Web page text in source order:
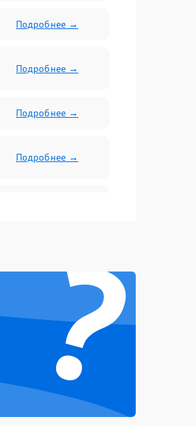
Подробнее →
Подробнее →
Подробнее →
Подробнее →
?